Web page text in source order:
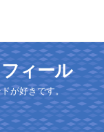
ィール
が好きです。